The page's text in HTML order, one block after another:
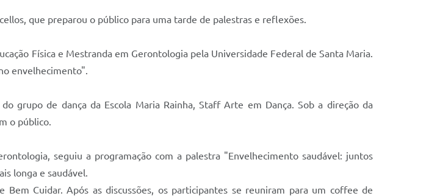
que preparou o público para uma tarde de palestras e reflexões.
Física e Mestranda em Gerontologia pela Universidade Federal de Santa Maria.
envelhecimento".
grupo de dança da Escola Maria Rainha, Staff Arte em Dança. Sob a direção da
o público.
seguiu a programação com a palestra "Envelhecimento saudável: juntos
longa e saudável.
Cuidar. Após as discussões, os participantes se reuniram para um coffee de